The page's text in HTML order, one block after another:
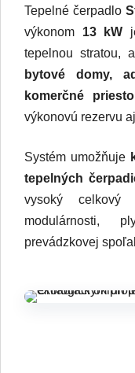
Tepelné čerpadlo
výkonom 13 kW
tepelnou stratou,
bytové domy,
komerčné
výkonovú rezervu
Systém umožňuje
tepelných
vysoký celkový
modulárnosti,
prevádzkovej